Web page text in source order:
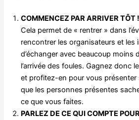
COMMENCEZ PAR ARRIVER TÔT !
Cela permet de « rentrer » dans
rencontrer les organisateurs et les
d’échanger avec beaucoup moins
l’arrivée des foules. Gagnez donc
et profitez-en pour vous
que les personnes présentes
ce que vous faites.
PARLEZ DE CE QUI COMPTE